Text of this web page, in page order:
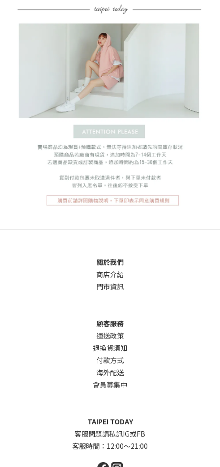
關於我們
商店介紹
門市資訊
顧客服務
運送政策
退換貨須知
付款方式
海外配送
會員募集中
TAIPEI TODAY
客服問題請私訊IG或FB
客服時間：12:00～21:00